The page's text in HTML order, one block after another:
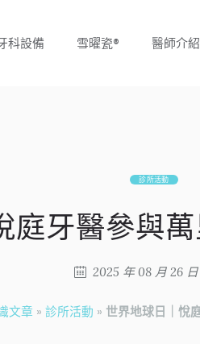
科設備 雪曜瓷® 醫師介紹
診所活動
庭牙醫參與
2025 年 08 月 26 日
文章 » 診所活動 » 世界地球日｜悅